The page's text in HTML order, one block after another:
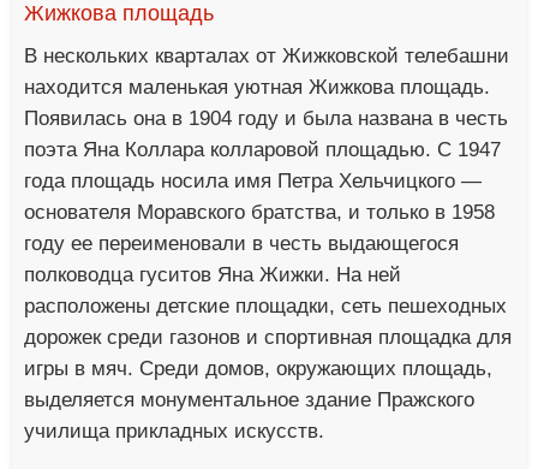
Жижкова площадь
В нескольких кварталах от Жижковской телебашни
находится маленькая уютная Жижкова площадь.
Появилась она в 1904 году и была названа в честь
поэта Яна Коллара колларовой площадью. С 1947
года площадь носила имя Петра Хельчицкого —
основателя Моравского братства, и только в 1958
году ее переименовали в честь выдающегося
полководца гуситов Яна Жижки. На ней
расположены детские площадки, сеть пешеходных
дорожек среди газонов и спортивная площадка для
игры в мяч. Среди домов, окружающих площадь,
выделяется монументальное здание Пражского
училища прикладных искусств.